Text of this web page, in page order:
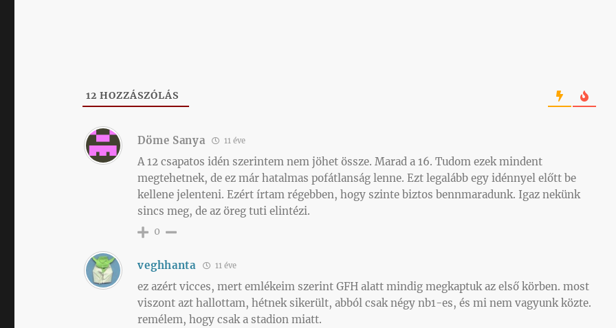
12 HOZZÁSZÓLÁS
Döme Sanya 11 éve
A 12 csapatos idén szerintem nem jöhet össze. Marad a 16. Tudom ezek mindent
megtehetnek, de ez már hatalmas pofátlanság lenne. Ezt legalább egy idénnyel előtt be
kellene jelenteni. Ezért írtam régebben, hogy szinte biztos bennmaradunk. Igaz nekünk
sincs meg, de az öreg tuti elintézi.
0
veghhanta 11 éve
ez azért vicces, mert emlékeim szerint GFH alatt mindig megkaptuk az első körben. most
viszont azt hallottam, hétnek sikerült, abból csak négy nb1-es, és mi nem vagyunk közte.
remélem, hogy csak a stadion miatt.